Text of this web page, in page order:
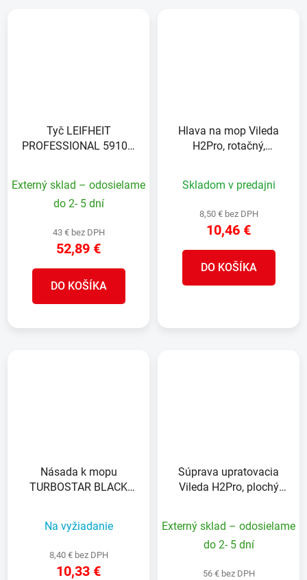
Tyč LEIFHEIT
PROFESSIONAL 59109,
Externý sklad – odosielame
do 2- 5 dní
43 € bez DPH
52,89 €
DO KOŠÍKA
Hlava na mop Vileda
H2Pro, rotačný,
Skladom v predajni
8,50 € bez DPH
10,46 €
DO KOŠÍKA
Násada k mopu
TURBOSTAR BLACK
Na vyžiadanie
8,40 € bez DPH
10,33 €
Súprava upratovacia
Vileda H2Pro, plochý
Externý sklad – odosielame
do 2- 5 dní
56 € bez DPH